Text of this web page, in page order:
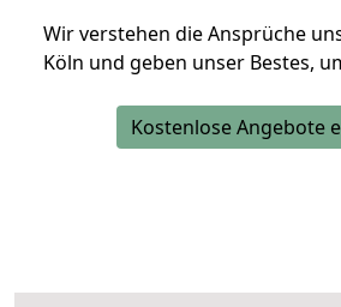
Wir verstehen die Ansprüche
Köln und geben unser Bestes,
Kostenlose Angebote